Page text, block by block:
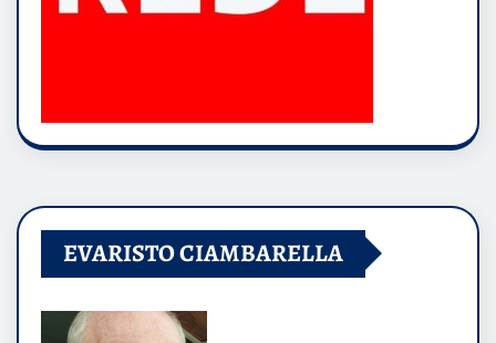
EVARISTO CIAMBARELLA